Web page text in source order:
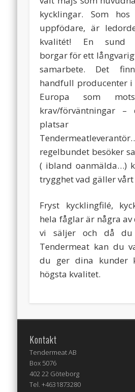
kycklingar. Som
uppfödare, är
kvalitét! En sund
borgar för ett
samarbete. Det
handfull producenter i
Europa som
krav/förväntningar –
platsar
regelbundet besöker
( ibland oanmälda…)
trygghet vad gäller
Fryst kycklingfilé,
hela fåglar är några
vi säljer och då du
Tendermeat kan du
du ger dina kunder
högsta kvalitet.
Kontakt
Tendermeat AB
Box 5076
402 22 Göteborg
Tel. +4631873280